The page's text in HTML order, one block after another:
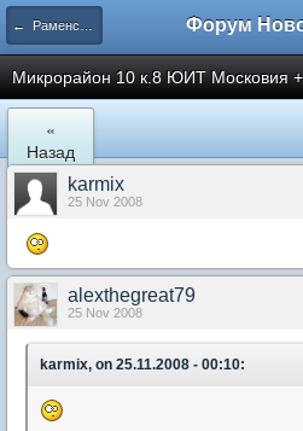
← Раменское
Микрорайон 10 к.8 ЮИТ Московия +
«
Назад
karmix
25 Nov 2008
alexthegreat79
25 Nov 2008
karmix, on 25.11.2008 - 00:10: